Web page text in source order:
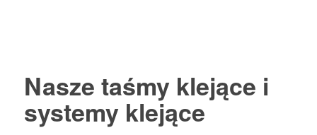
Nasze taśmy klejące i
systemy klejące